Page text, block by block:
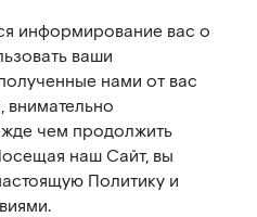
информирование вас о
ваши
нами от вас
внимательно
чем продолжить
наш Сайт, вы
Политику и